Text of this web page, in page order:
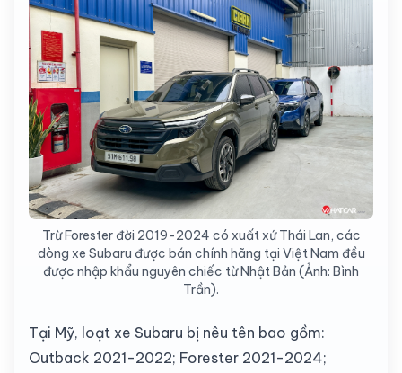
Trừ Forester đời 2019-2024 có xuất xứ Thái Lan, các
dòng xe Subaru được bán chính hãng tại Việt Nam đều
được nhập khẩu nguyên chiếc từ Nhật Bản (Ảnh: Bình
Trần).
Tại Mỹ, loạt xe Subaru bị nêu tên bao gồm:
Outback 2021-2022; Forester 2021-2024;